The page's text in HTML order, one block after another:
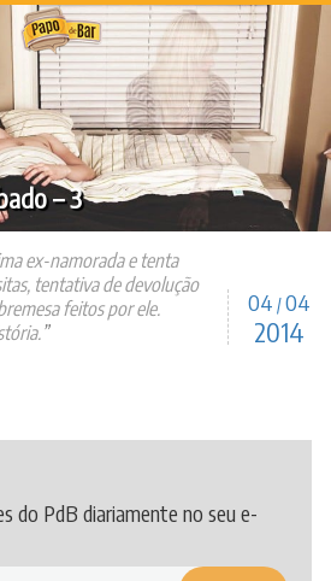
– 3
04 /04
2014
ex-namorada e tenta
tentativa de devolução
feitos por ele.
do PdB diariamente no seu e-